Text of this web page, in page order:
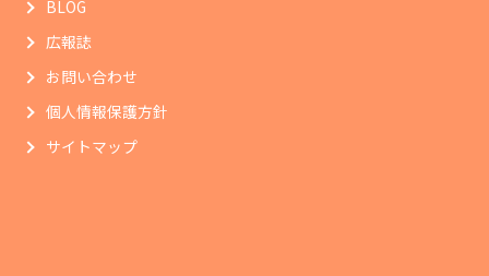
BLOG
広報誌
お問い合わせ
個人情報保護方針
サイトマップ